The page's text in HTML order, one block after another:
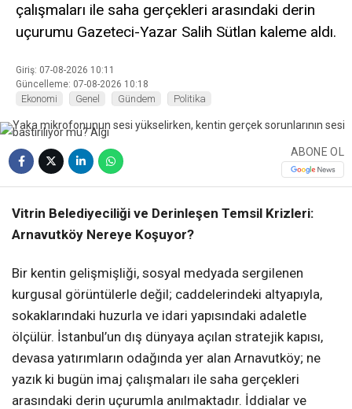
çalışmaları ile saha gerçekleri arasındaki derin
uçurumu Gazeteci-Yazar Salih Sütlan kaleme aldı.
Giriş: 07-08-2026 10:11
Güncelleme: 07-08-2026 10:18
Ekonomi Genel Gündem Politika
ABONE OL
Vitrin Belediyeciliği ve Derinleşen Temsil Krizleri:
Arnavutköy Nereye Koşuyor?
Bir kentin gelişmişliği, sosyal medyada sergilenen
kurgusal görüntülerle değil; caddelerindeki altyapıyla,
sokaklarındaki huzurla ve idari yapısındaki adaletle
ölçülür. İstanbul’un dış dünyaya açılan stratejik kapısı,
devasa yatırımların odağında yer alan Arnavutköy; ne
yazık ki bugün imaj çalışmaları ile saha gerçekleri
arasındaki derin uçurumla anılmaktadır. İddialar ve